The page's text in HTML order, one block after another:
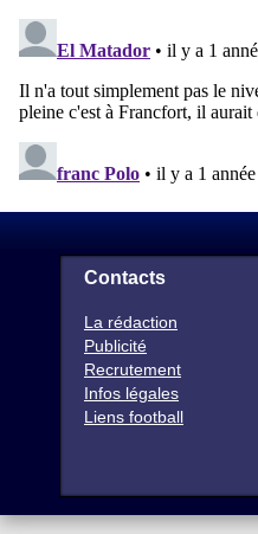
Contacts
La rédaction
Publicité
Recrutement
Infos légales
Liens football